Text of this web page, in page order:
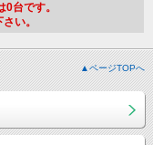
台です。
い。
▲ページTOPへ